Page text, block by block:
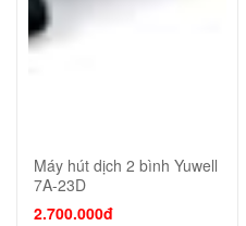
Máy hút dịch 2 bình Yuwell
7A-23D
2.700.000đ